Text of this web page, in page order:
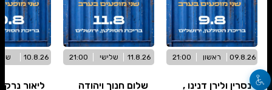
09.8.26 ראשון 21:00
נסרין ולירן דנינו ,
11.8.26 שלישי 21:00
שלום חנוך ויהודה
10.8.26 שני
ליאור